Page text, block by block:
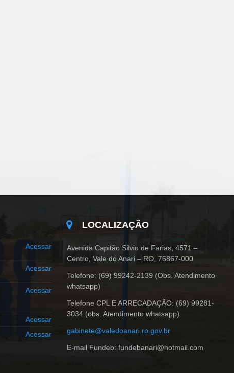
Acessar
Acessar
Acessar
Acessar
Acessar
LOCALIZAÇÃO
Avenida Capitão Silvio de Farias, 4571 –
Centro, Vale do Anari – RO, 76867-000
Telefone: (69) 99242-2139 (Obs. Atendimento
whatsapp)
Telefone CPL E ARRECADAÇÃO: (69) 99281-
3034 (obs. Atendimento whatsapp)
gabinete@valedoanari.ro.gov.br
E-mail Fundeb: fundebanari@hotmail.com